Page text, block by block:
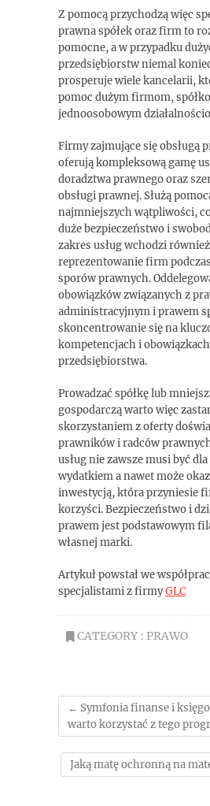
Z pomocą przychodzą więc
prawna spółek oraz firm to
pomocne, a w przypadku
przedsiębiorstw niemal
prosperuje wiele kancelarii,
pomoc dużym firmom,
jednoosobowym
Firmy zajmujące się obsługą
oferują kompleksową gamę
doradztwa prawnego oraz
obsługi prawnej. Służą
najmniejszych wątpliwości,
duże bezpieczeństwo i
zakres usług wchodzi również
reprezentowanie firm
sporów prawnych.
obowiązków związanych z
administracyjnym i prawem
skoncentrowanie się na
kompetencjach i obowiązkach
przedsiębiorstwa.
Prowadzać spółkę lub
gospodarczą warto więc
skorzystaniem z oferty
prawników i radców
usług nie zawsze musi być
wydatkiem a nawet może
inwestycją, która przyniesie
korzyści. Bezpieczeństwo i
prawem jest podstawowym
własnej marki.
Artykuł powstał we
specjalistami z firmyGLC
CATEGORY : PRAWO
← Symfonia finanse i
warto korzystać z tego
Jaką matę ochronną na